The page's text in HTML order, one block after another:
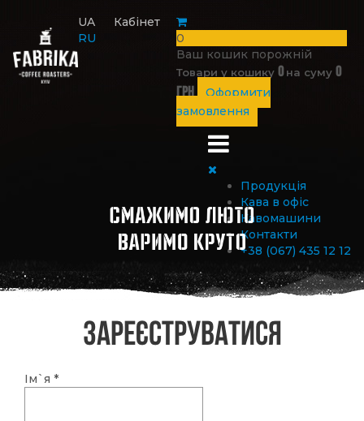
UA
RU
Кабінет
0
Ваш кошик порожній
Товари у кошику0на суму0
грн
Оформити
замовлення
Продукція
Кава в офіс
Кавомашини
Контакти
+38 (067) 435 12 12
Зареєструватися
Ім`я *